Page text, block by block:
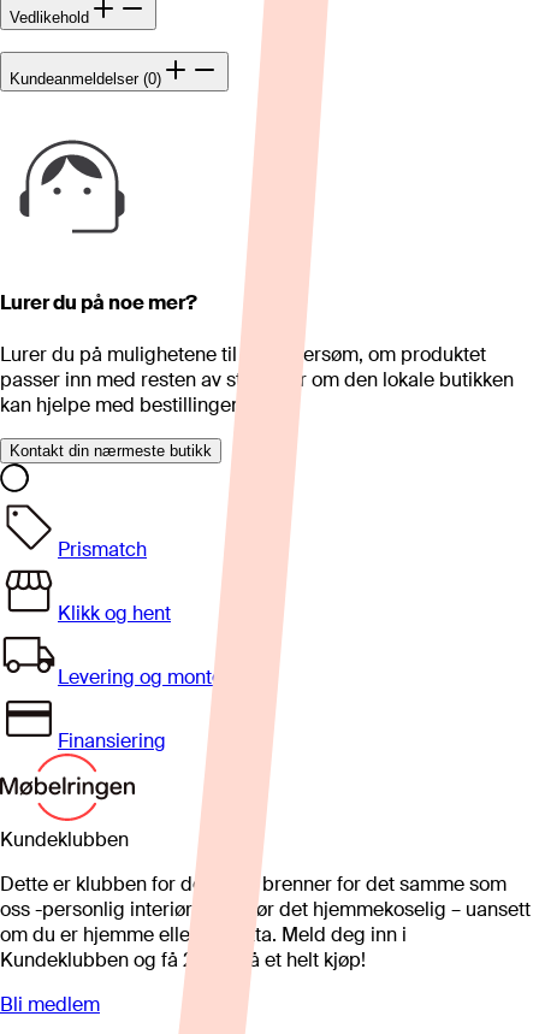
Vedlikehold
Kundeanmeldelser (0)
Lurer du på noe mer?
Lurer du på mulighetene til skreddersøm, om produktet
passer inn med resten av stua eller om den lokale butikken
kan hjelpe med bestillingen?
Kontakt din nærmeste butikk
Prismatch
Klikk og hent
Levering og montering
Finansiering
Kundeklubben
Dette er klubben for deg som brenner for det samme som
oss -personlig interiør som gjør det hjemmekoselig – uansett
om du er hjemme eller på hytta. Meld deg inn i
Kundeklubben og få 25%* på et helt kjøp!
Bli medlem